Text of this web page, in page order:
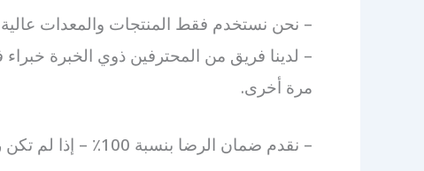
– نحن نستخدم فقط المنتجات والمعدات
– لدينا فريق من المحترفين ذوي الخبرة
مرة أخرى.
– نقدم ضمان الرضا بنسبة 100٪ – إذا لم تكن راضيًا عن عملنا، فسنعود ونعيد التنظيف مجانًا.